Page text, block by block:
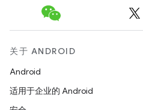
关于 ANDROID
Android
适用于企业的 Android